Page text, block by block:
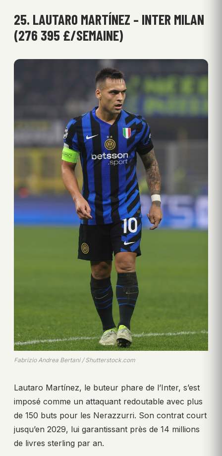
25. LAUTARO MARTÍNEZ – INTER MILAN
(276 395 £/SEMAINE)
Fabrizio Andrea Bertani / Shutterstock.com
Lautaro Martínez, le buteur phare de l’Inter, s’est
imposé comme un attaquant redoutable avec plus
de 150 buts pour les Nerazzurri. Son contrat court
jusqu’en 2029, lui garantissant près de 14 millions
de livres sterling par an.